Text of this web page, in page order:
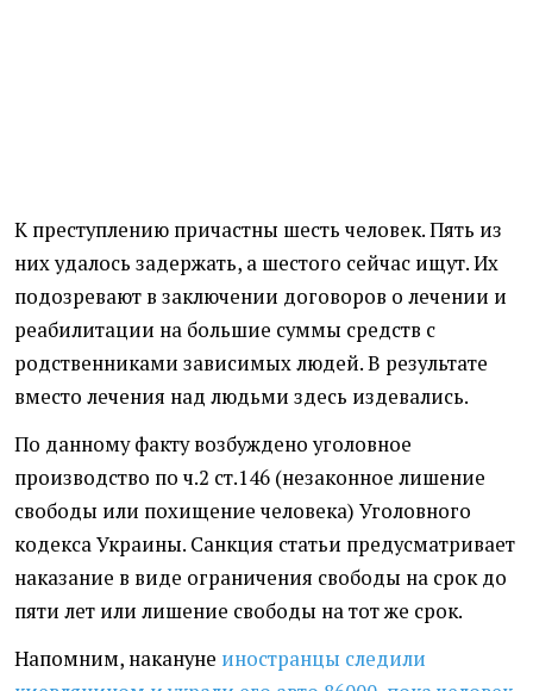
К преступлению причастны шесть человек. Пять из
них удалось задержать, а шестого сейчас ищут. Их
подозревают в заключении договоров о лечении и
реабилитации на большие суммы средств с
родственниками зависимых людей. В результате
вместо лечения над людьми здесь издевались.
По данному факту возбуждено уголовное
производство по ч.2 ст.146 (незаконное лишение
свободы или похищение человека) Уголовного
кодекса Украины. Санкция статьи предусматривает
наказание в виде ограничения свободы на срок до
пяти лет или лишение свободы на тот же срок.
Напомним, накануне иностранцы следили